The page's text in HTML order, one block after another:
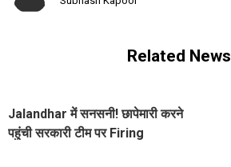
Related News
Jalandhar में सनसनी! छापेमारी करने
पहुंची सरकारी टीम पर Firing